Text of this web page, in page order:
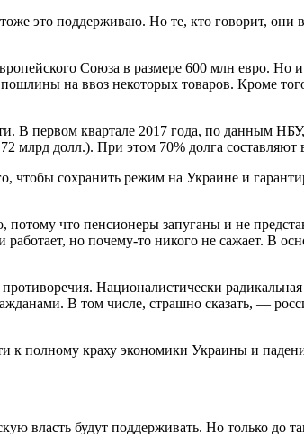
это поддерживаю. Но те, кто говорит, они
Союза в размере 600 млн евро. Но и
на ввоз некоторых товаров. Кроме
В первом квартале 2017 года, по данным
млрд долл.). При этом 70% долга
чтобы сохранить режим на Украине и
что пенсионеры запуганы и не
но почему-то никого не сажает. В
Националистически
В том числе, страшно сказать, —
к полному краху экономики Украины и
будут поддерживать. Но только до